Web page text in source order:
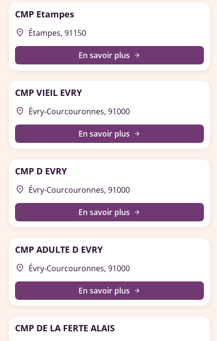
CMP Etampes
place Étampes, 91150
En savoir plus arrow_forward
CMP VIEIL EVRY
place Évry-Courcouronnes, 91000
En savoir plus arrow_forward
CMP D EVRY
place Évry-Courcouronnes, 91000
En savoir plus arrow_forward
CMP ADULTE D EVRY
place Évry-Courcouronnes, 91000
En savoir plus arrow_forward
CMP DE LA FERTE ALAIS